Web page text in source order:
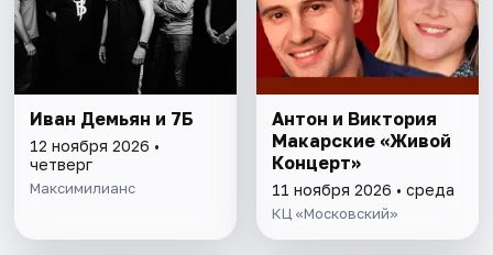
Иван Демьян и 7Б
12 ноября 2026 •
четверг
Максимилианс
Антон и Виктория
Макарские «Живой
Концерт»
11 ноября 2026 • среда
КЦ «Московский»